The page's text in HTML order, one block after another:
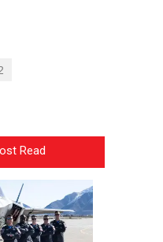
Read